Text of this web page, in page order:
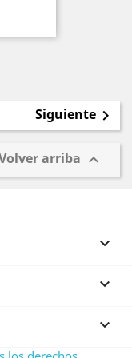
Siguiente 
arriba 


